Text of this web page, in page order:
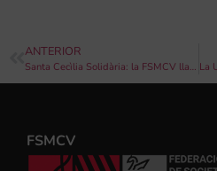
ANTERIOR
Santa Cecìlia Solidària: la FSMCV llança una campanya per les societats musicals afectades per la DANA
FSMCV